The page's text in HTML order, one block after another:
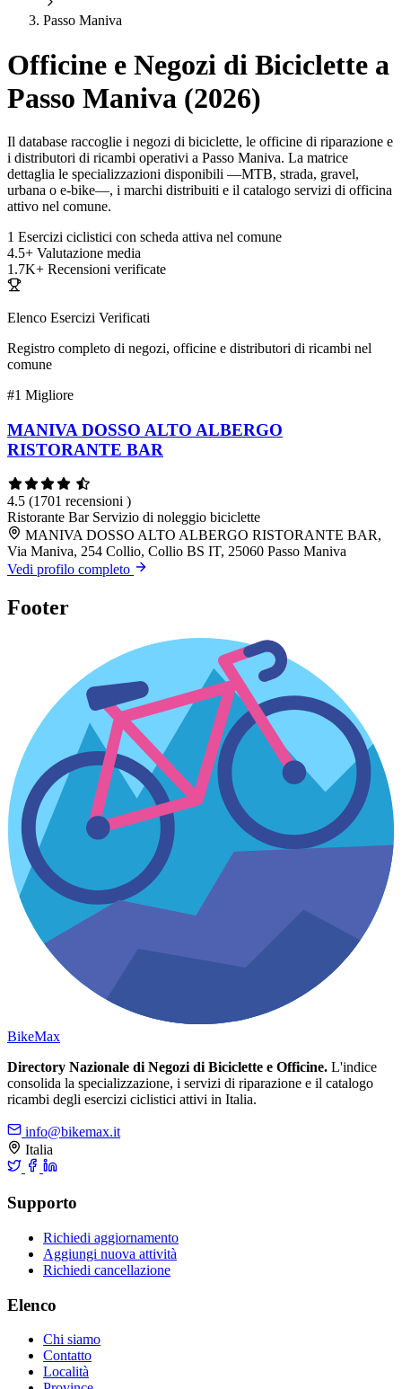
Passo Maniva
Officine e Negozi di Biciclette a
Passo Maniva (2026)
Il database raccoglie i negozi di biciclette, le officine di riparazione e
i distributori di ricambi operativi a Passo Maniva. La matrice
dettaglia le specializzazioni disponibili —MTB, strada, gravel,
urbana o e-bike—, i marchi distribuiti e il catalogo servizi di officina
attivo nel comune.
1 Esercizi ciclistici con scheda attiva nel comune
4.5+ Valutazione media
1.7K+ Recensioni verificate
Elenco Esercizi Verificati
Registro completo di negozi, officine e distributori di ricambi nel
comune
#1 Migliore
MANIVA DOSSO ALTO ALBERGO
RISTORANTE BAR
4.5 (1701 recensioni )
Ristorante Bar Servizio di noleggio biciclette
MANIVA DOSSO ALTO ALBERGO RISTORANTE BAR,
Via Maniva, 254 Collio, Collio BS IT, 25060 Passo Maniva
Vedi profilo completo
Footer
BikeMax
Directory Nazionale di Negozi di Biciclette e Officine. L'indice
consolida la specializzazione, i servizi di riparazione e il catalogo
ricambi degli esercizi ciclistici attivi in Italia.
info@bikemax.it
Italia
Supporto
Richiedi aggiornamento
Aggiungi nuova attività
Richiedi cancellazione
Elenco
Chi siamo
Contatto
Località